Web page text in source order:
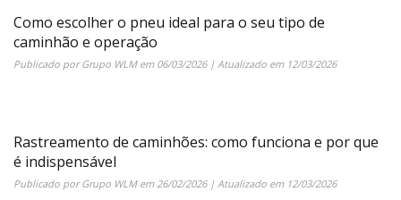
Como escolher o pneu ideal para o seu tipo de
caminhão e operação
Publicado porGrupo WLMem 06/03/2026| Atualizado em 12/03/2026
Rastreamento de caminhões: como funciona e por que
é indispensável
Publicado porGrupo WLMem26/02/2026| Atualizado em 12/03/2026